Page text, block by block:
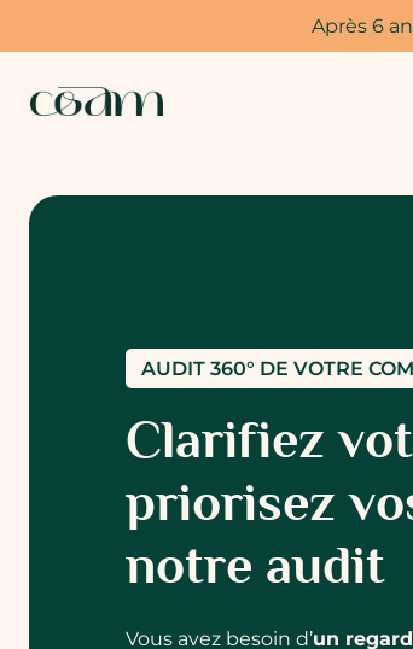
Après 6
AUDIT 360° DE VOTRE
Clarifiez
priorisez
notre audit
Vous avez besoin d’un